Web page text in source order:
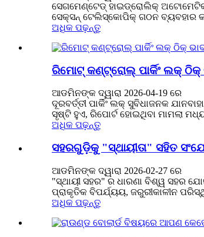
ସେଗମେଣ୍ଟେଡ୍ ହାଇଡ୍ରୋଲିକ୍
ସେକ୍ସନ୍ ଟେଲିସ୍କୋପିକ୍ ଗଠନ ବ୍ୟବହାର
ଅଧିକ ପଢ଼ନ୍ତୁ
ରିମୋଟ୍ କଣ୍ଟ୍ରୋଲ୍ ପାର୍କିଂ ଲକ୍ ଠିକ୍
ଆଡମିନଙ୍କ ଦ୍ୱାରା 2026-04-19 ରେ
ଦୂରବର୍ତ୍ତୀ ପାର୍କିଂ ଲକ୍ ସୁବିଧାଜନକ
ସୃଷ୍ଟି ହୁଏ, ରିପୋର୍ଟ ହୋଇଥିବା ମାମଲା
ଅଧିକ ପଢ଼ନ୍ତୁ
ସହରଗୁଡ଼ିକୁ "ସ୍ଥାୟୀତା" ସହିତ
ଆଡମିନଙ୍କ ଦ୍ୱାରା 2026-02-27 ରେ
"ସ୍ଥାୟୀ ସହର" ର ଧାରଣା ବିଶ୍ୱ ସହର
ପ୍ରାକୃତିକ ବିପର୍ଯ୍ୟୟ, ଜରୁରୀକାଳୀନ
ଅଧିକ ପଢ଼ନ୍ତୁ